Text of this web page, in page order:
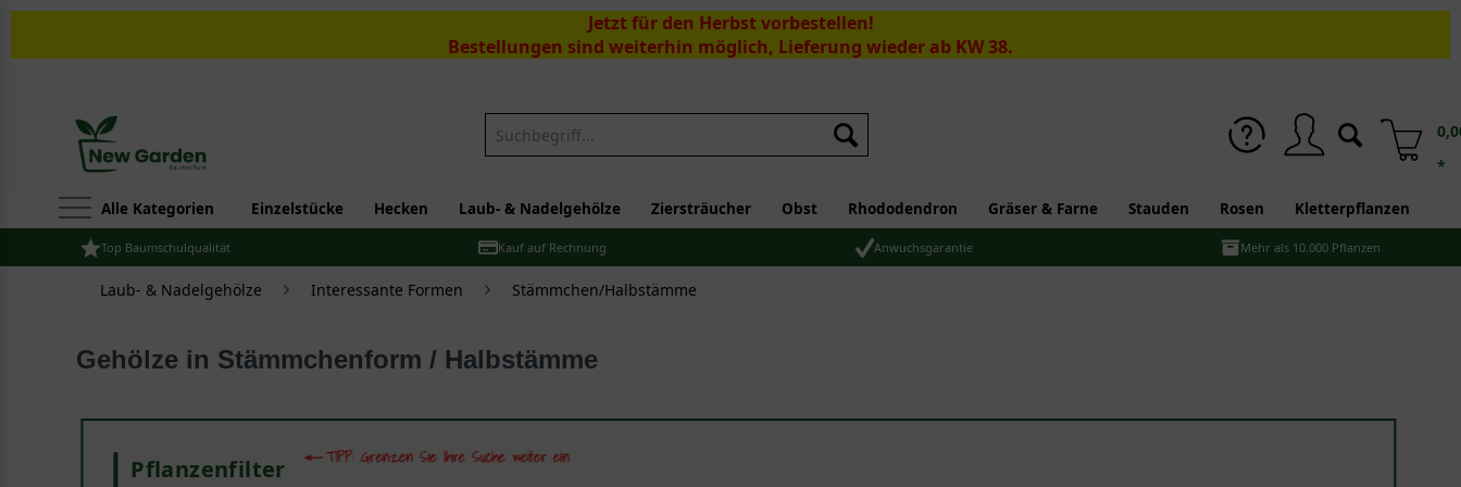
Jetzt für den Herbst vorbestellen!
Bestellungen sind weiterhin möglich, Lieferung wieder ab KW 38.
Suchen
*
Alle Kategorien Einzelstücke Hecken Laub- & Nadelgehölze Ziersträucher Obst Rhododendron Gräser & Farne Stauden Rosen Kletterpflanzen
Top Baumschulqualität Kauf auf Rechnung Anwuchsgarantie Mehr als 10.000 Pflanzen
Laub- & Nadelgehölze Interessante Formen Stämmchen/Halbstämme
Gehölze in Stämmchenform / Halbstämme
Pflanzenfilter